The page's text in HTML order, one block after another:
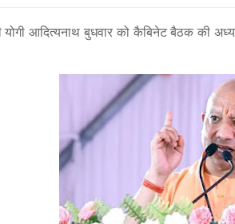
योगी आदित्यनाथ बुधवार को कैबिनेट बैठक की